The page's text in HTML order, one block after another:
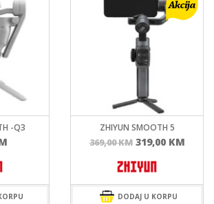
-Q3
ZHIYUN SMOOTH 5
369,00KM Izvorna
bila
je:
369,00 KM.
319,00 KM
DODAJ U KORPU